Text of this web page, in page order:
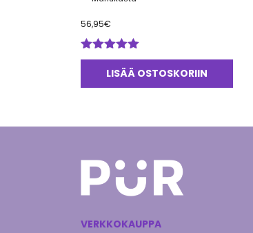
56,95€
Arvostelu
tuotteesta:
LISÄÄ OSTOSKORIIN
VERKKOKAUPPA